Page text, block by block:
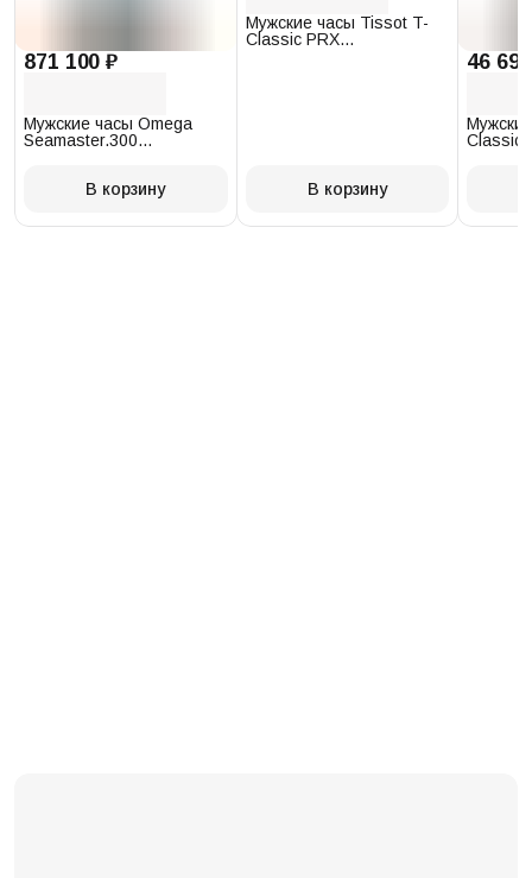
871 100 ₽
Мужские часы Omega
Seamaster.300
В корзину
Мужские часы Tissot T-
Classic PRX
В корзину
46
Classic